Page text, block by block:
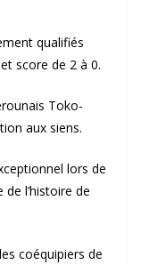
qualifiés
score de 2 à 0.
Toko-
aux siens.
lors de
l’histoire de
coéquipiers de